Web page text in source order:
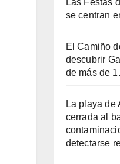
se centran
El Camiño
descubrir
de más de
La playa de
cerrada al
detectarse